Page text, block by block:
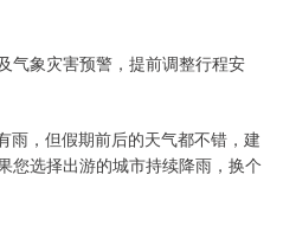
气象灾害预警，提前调整行程安
雨，但假期前后的天气都不错，建
您选择出游的城市持续降雨，换个